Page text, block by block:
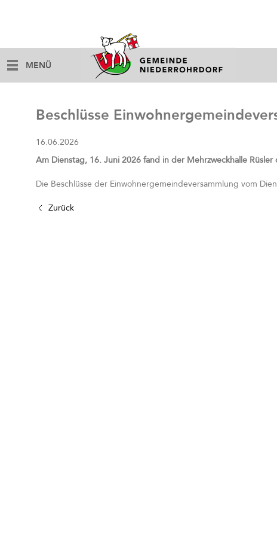
MENÜ
Beschlüsse
16.06.2026
Am Dienstag, 16. Juni 2026 fand in der Mehrzweckhalle
Die Beschlüsse der Einwohnergemeindeversammlung vom
Zurück